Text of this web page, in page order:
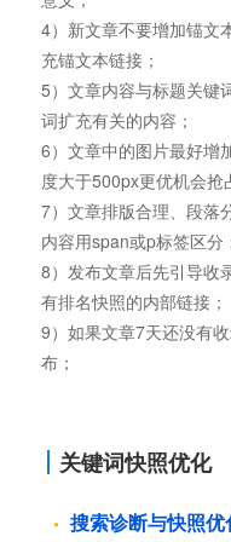
4）新文章不要增加锚文
充锚文本链接；
5）文章内容与标题关键
词扩充有关的内容；
6）文章中的图片最好增
度大于500px更优机会抢
7）文章排版合理、段落
内容用span或p标签区分
8）发布文章后先引导收
有排名快照的内部链接；
9）如果文章7天还没有
布；
关键词快照优化
搜索诊断与快照优